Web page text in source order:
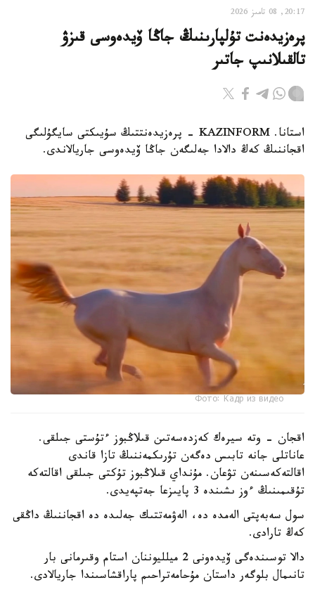
20:17, 08 تامىز 2026
پرەزيدەنت تۇلپارىنىڭ جاڭا ۆيدەوسى قىزۋ
تالقىلانىپ جاتىر
استانا. KAZINFORM - پرەزيدەنتتىڭ سۇيىكتى سايگۇلىگى
اقجاننىڭ كەڭ دالادا جەلىگەن جاڭا ۆيدەوسى جاريالاندى.
Фото: Кадр из видео
اقجان - وتە سيرەك كەزدەسەتىن قىلاڭبوز ءتۇستى جىلقى.
عاناتلى جانە تابىس دەگەن تۇرىكمەننىڭ تازا قاندى
اقالتەكەسىنەن تۋعان. مۇنداي قىلاڭبوز تۇكتى جىلقى اقالتەكە
تۇقىمىنىڭ ءوز ىشىندە 3 پايىزعا جەتپەيدى.
سول سەبەپتى الەمدە دە، الەۋمەتتىك جەلىدە دە اقجاننىڭ داڭقى
كەڭ تارادى.
دالا توسىندەگى ۆيدەونى 2 ميلليوننان استام وقىرمانى بار
تانىمال بلوگەر داستان مۇحامەتراحىم پاراقشاسىندا جاريالادى.